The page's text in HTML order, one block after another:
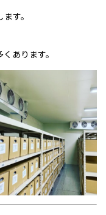
す。
あります。